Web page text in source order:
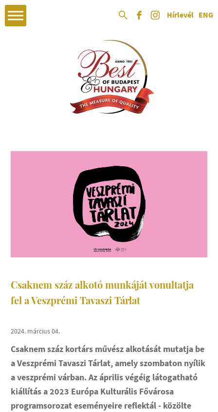
Hírlevél ENG
Csaknem száz alkotó munkáját vonultatja
fel a Veszprémi Tavaszi Tárlat
2024. március 04.
Csaknem száz kortárs művész alkotását mutatja be
a Veszprémi Tavaszi Tárlat, amely szombaton nyílik
a veszprémi várban. Az április végéig látogatható
kiállítás a 2023 Európa Kulturális Fővárosa
programsorozat eseményeire reflektál - közölte